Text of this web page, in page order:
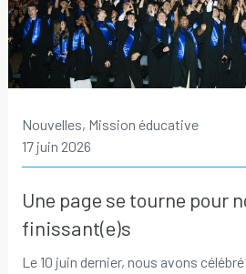
Nouvelles, Mission éducative
17 juin 2026
Une page se tourne pour
finissant(e)s
Le 10 juin dernier, nous avons